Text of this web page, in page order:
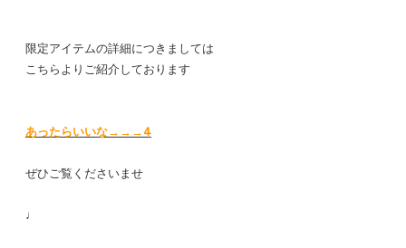
限定アイテムの詳細につきましては
こちらよりご紹介しております
あったらいいな→→→4
ぜひご覧くださいませ
♩